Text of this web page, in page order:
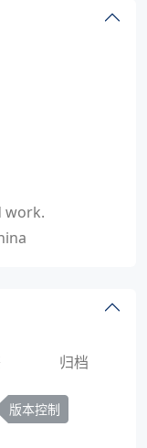
work.
归档
版本控制